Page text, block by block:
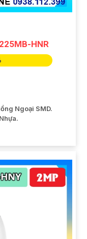
HNR
Ngoại SMD.